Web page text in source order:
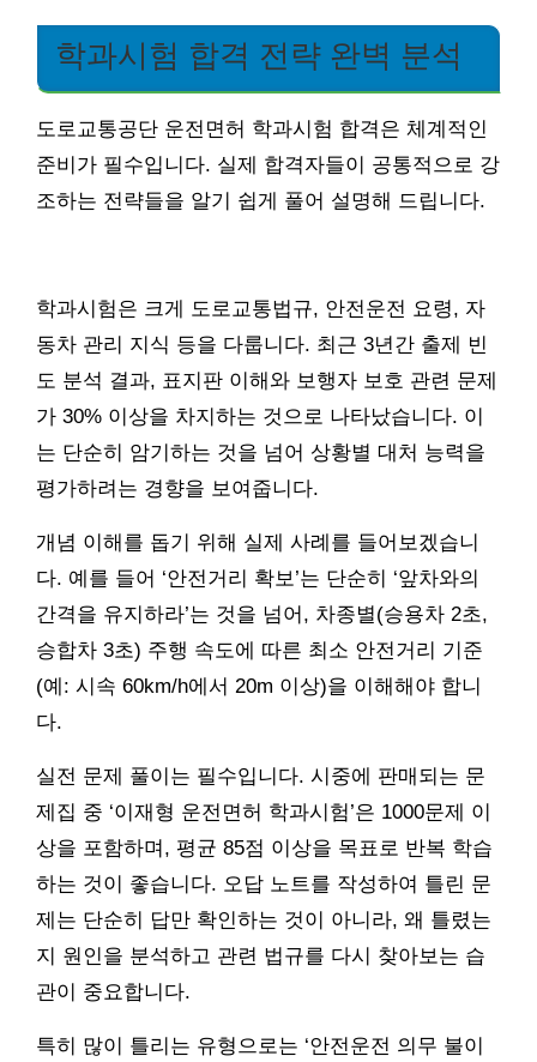
학과시험 합격 전략 완벽 분석
도로교통공단 운전면허 학과시험 합격은 체계적인
준비가 필수입니다. 실제 합격자들이 공통적으로 강
조하는 전략들을 알기 쉽게 풀어 설명해 드립니다.
학과시험은 크게 도로교통법규, 안전운전 요령, 자
동차 관리 지식 등을 다룹니다. 최근 3년간 출제 빈
도 분석 결과, 표지판 이해와 보행자 보호 관련 문제
가 30% 이상을 차지하는 것으로 나타났습니다. 이
는 단순히 암기하는 것을 넘어 상황별 대처 능력을
평가하려는 경향을 보여줍니다.
개념 이해를 돕기 위해 실제 사례를 들어보겠습니
다. 예를 들어 ‘안전거리 확보’는 단순히 ‘앞차와의
간격을 유지하라’는 것을 넘어, 차종별(승용차 2초,
승합차 3초) 주행 속도에 따른 최소 안전거리 기준
(예: 시속 60km/h에서 20m 이상)을 이해해야 합니
다.
실전 문제 풀이는 필수입니다. 시중에 판매되는 문
제집 중 ‘이재형 운전면허 학과시험’은 1000문제 이
상을 포함하며, 평균 85점 이상을 목표로 반복 학습
하는 것이 좋습니다. 오답 노트를 작성하여 틀린 문
제는 단순히 답만 확인하는 것이 아니라, 왜 틀렸는
지 원인을 분석하고 관련 법규를 다시 찾아보는 습
관이 중요합니다.
특히 많이 틀리는 유형으로는 ‘안전운전 의무 불이